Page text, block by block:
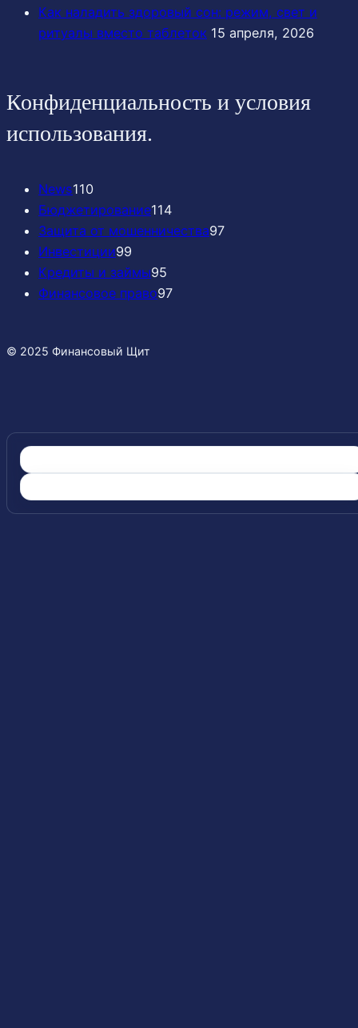
Как наладить здоровый сон: режим, свет и
ритуалы вместо таблеток 15 апреля, 2026
Конфиденциальность и условия
использования.
News110
Бюджетирование114
Защита от мошенничества97
Инвестиции99
Кредиты и займы95
Финансовое право97
© 2025 Финансовый Щит